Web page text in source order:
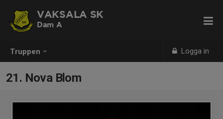
Truppen Logga in
VAKSALA SK
Dam A
21. Nova Blom